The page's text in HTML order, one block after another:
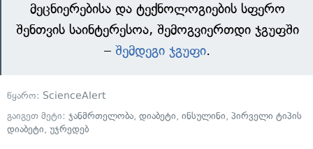
მეცნიერებისა და ტექნოლოგიების სფერო
შენთვის საინტერესოა, შემოგვიერთდი ჯგუფში
– შემდეგი ჯგუფი.
წყარო: ScienceAlert
გაიგეთ მეტი: ჯანმრთელობა, დიაბეტი, ინსულინი, პირველი ტიპის
დიაბეტი, უჯრედებ